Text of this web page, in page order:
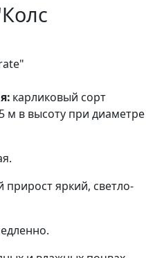
карликовый сорт
м в высоту при диаметре
яркий, светло-